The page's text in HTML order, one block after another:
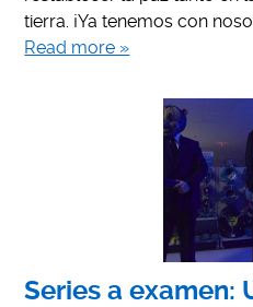
tierra. ¡Ya tenemos con
Read more »
Series a examen: